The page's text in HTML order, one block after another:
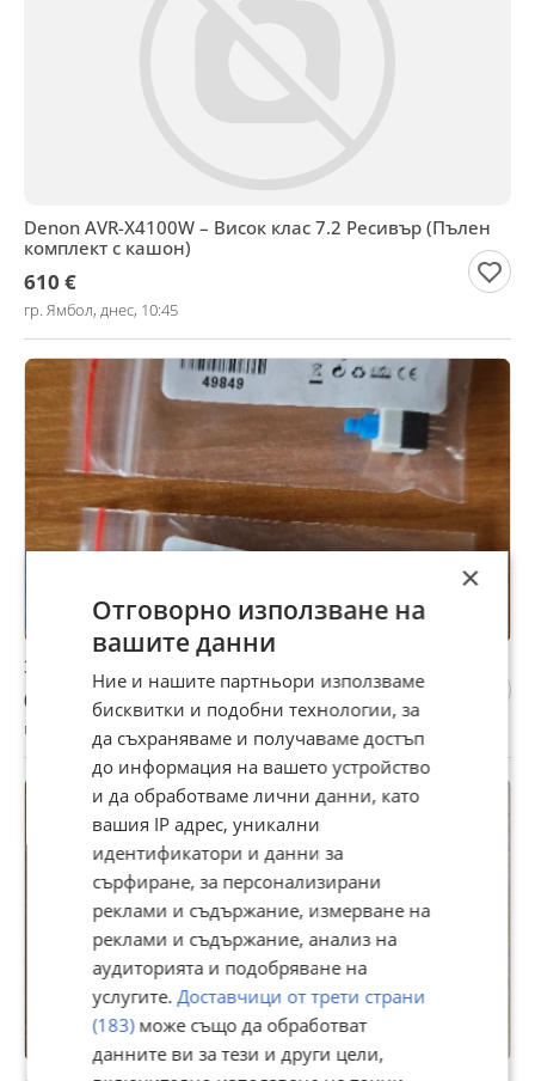
Denon AVR-X4100W – Висок клас 7.2 Ресивър (Пълен
комплект с кашон)
610 €
гр. Ямбол, днес, 10:45
Задържащ квадратен бутон
0,50 €
гр. Ямбол, Аврен, днес, 10:44
×
Отговорно използване на
вашите данни
Ние и нашите партньори използваме
бисквитки и подобни технологии, за
да съхраняваме и получаваме достъп
до информация на вашето устройство
и да обработваме лични данни, като
вашия IP адрес, уникални
идентификатори и данни за
сърфиране, за персонализирани
реклами и съдържание, измерване на
реклами и съдържание, анализ на
аудиторията и подобряване на
услугите.Доставчици от трети страни
(183)може също да обработват
данните ви за тези и други цели,